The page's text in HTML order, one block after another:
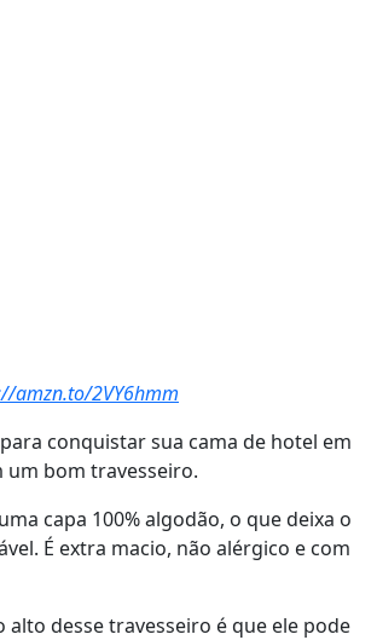
amzn.to/2VY6hmm
conquistar sua cama de hotel em
um bom travesseiro.
capa 100% algodão, o que deixa o
É extra macio, não alérgico e com
alto desse travesseiro é que ele pode